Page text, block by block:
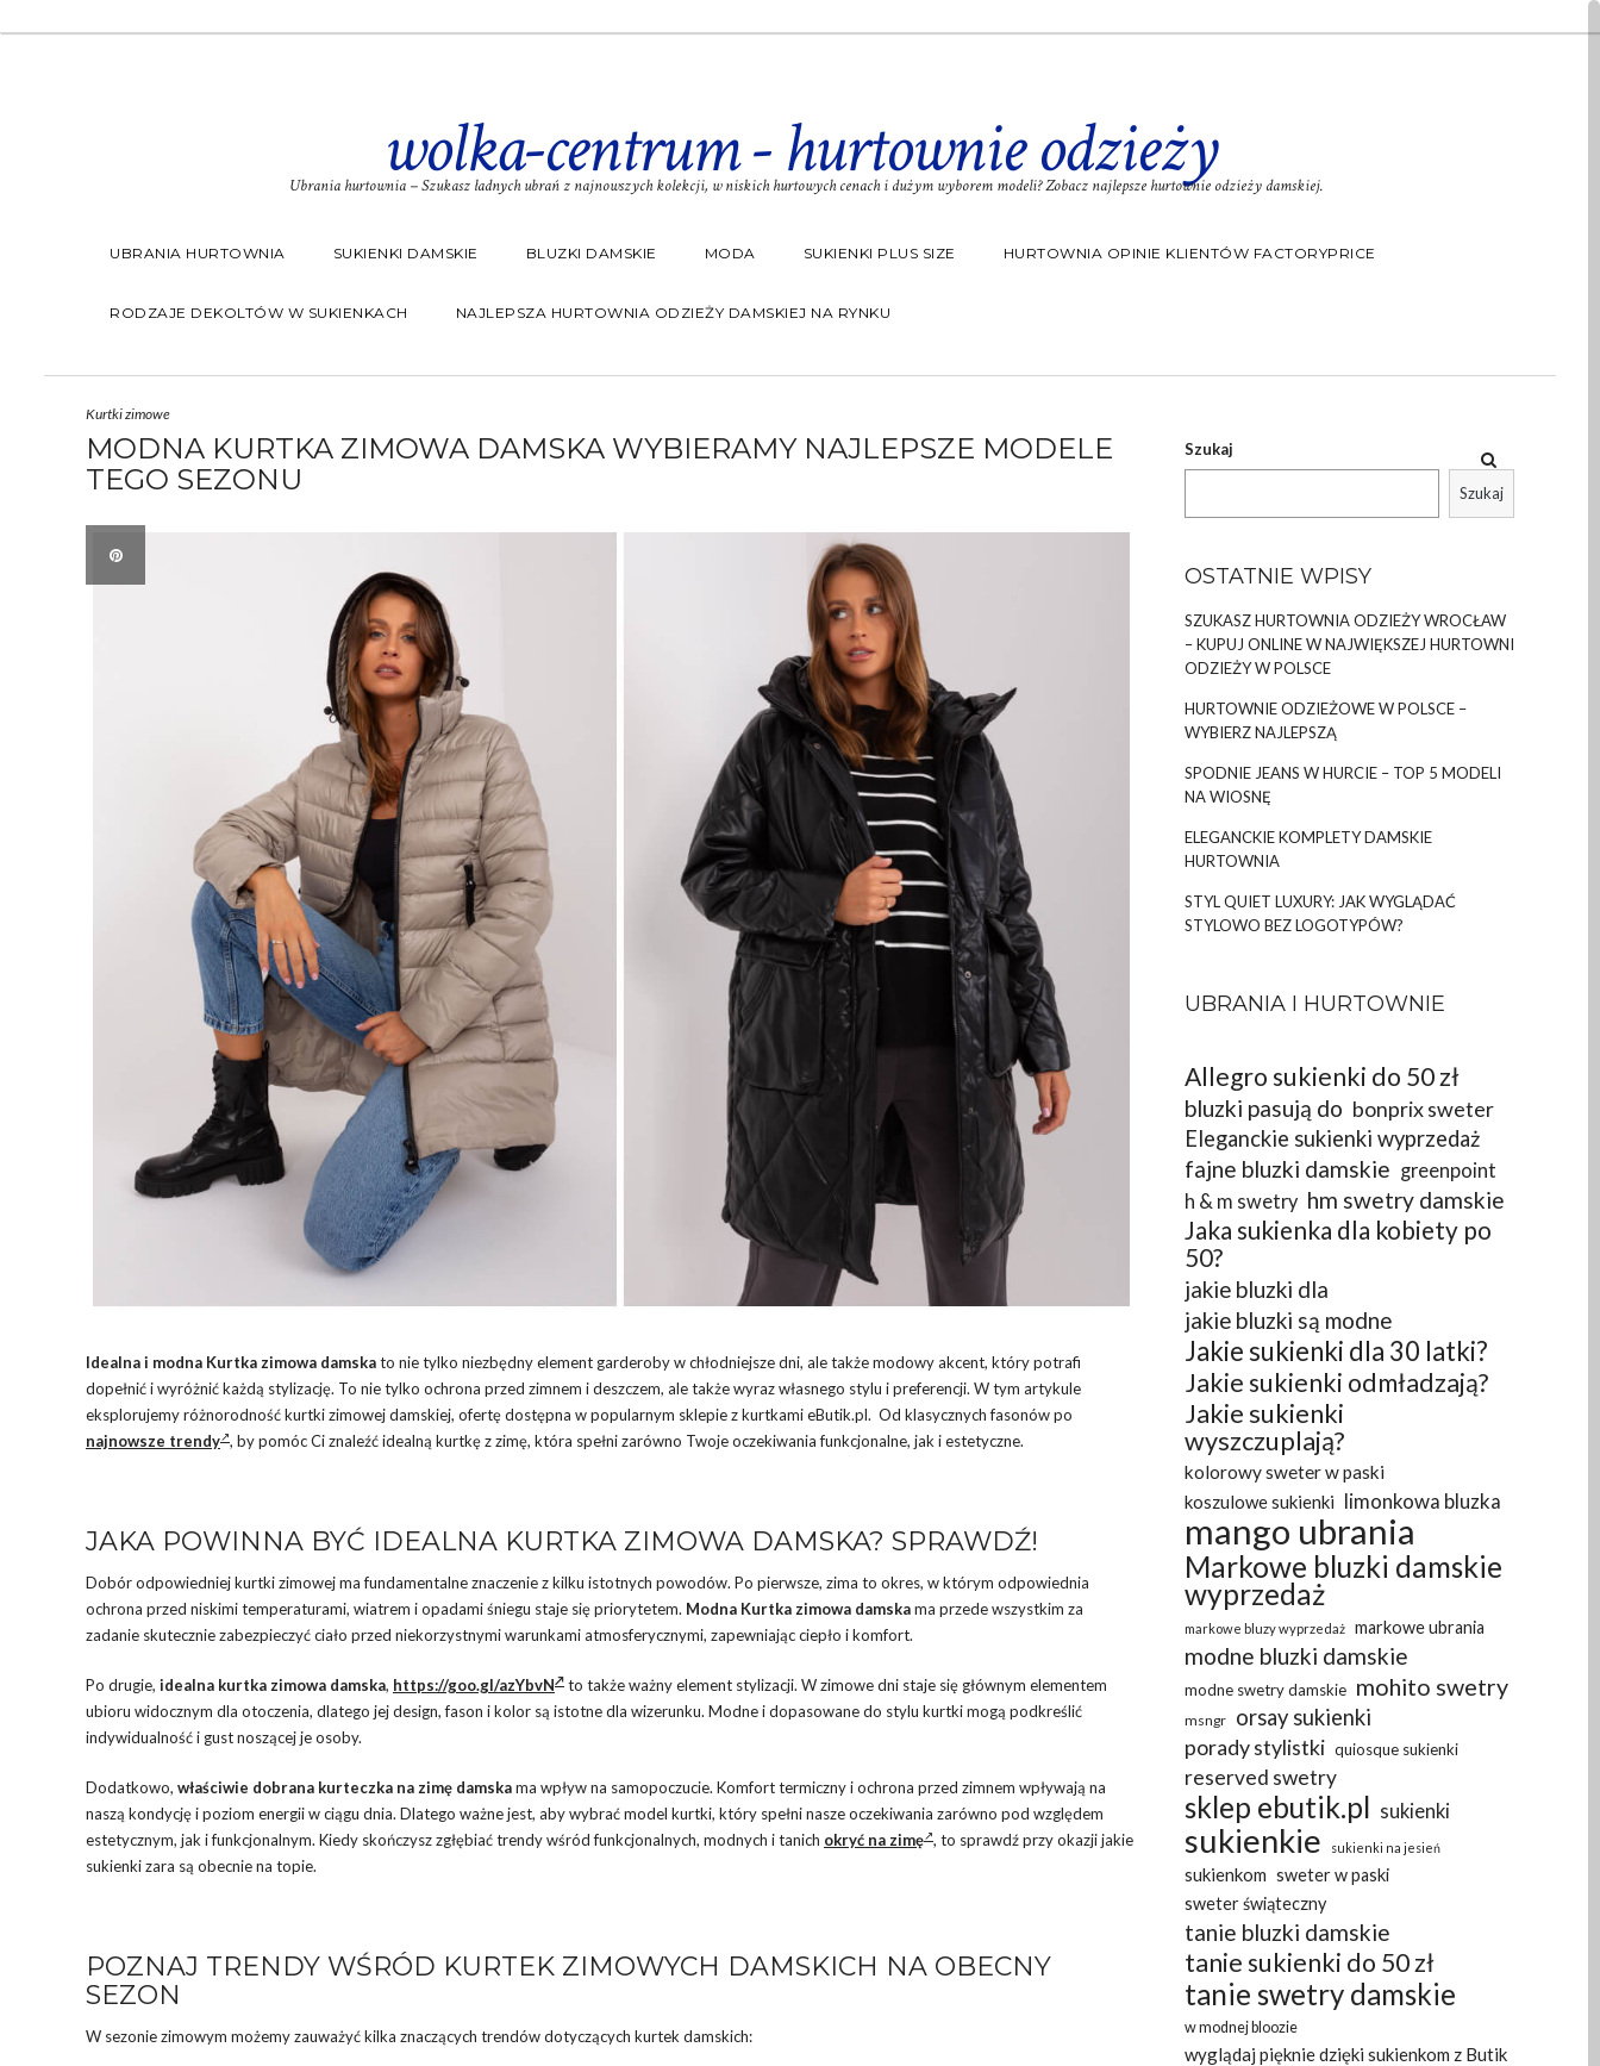
wolka-centrum - hurtownie odzieży
Ubrania hurtownia – Szukasz ładnych ubrań z najnowszych kolekcji, w niskich hurtowych cenach i dużym wyborem modeli? Zobacz najlepsze hurtownie odzieży damskiej.
UBRANIA HURTOWNIA SUKIENKI DAMSKIE BLUZKI DAMSKIE MODA SUKIENKI PLUS SIZE HURTOWNIA OPINIE KLIENTÓW FACTORYPRICE
RODZAJE DEKOLTÓW W SUKIENKACH NAJLEPSZA HURTOWNIA ODZIEŻY DAMSKIEJ NA RYNKU
Kurtki zimowe
MODNA KURTKA ZIMOWA DAMSKA WYBIERAMY NAJLEPSZE MODELE
TEGO SEZONU
Idealna i modna Kurtka zimowa damskato nie tylko niezbędny element garderoby w chłodniejsze dni, ale także modowy akcent, który potrafi
dopełnić i wyróżnić każdą stylizację. To nie tylko ochrona przed zimnem i deszczem, ale także wyraz własnego stylu i preferencji. W tym artykule
eksplorujemy różnorodność kurtki zimowej damskiej, ofertę dostępna w popularnym sklepie z kurtkami eButik.pl. Od klasycznych fasonów po
najnowsze trendy , by pomóc Ci znaleźć idealną kurtkę z zimę, która spełni zarówno Twoje oczekiwania funkcjonalne, jak i estetyczne.
JAKA POWINNA BYĆ IDEALNA KURTKA ZIMOWA DAMSKA? SPRAWDŹ!
Dobór odpowiedniej kurtki zimowej ma fundamentalne znaczenie z kilku istotnych powodów. Po pierwsze, zima to okres, w którym odpowiednia
ochrona przed niskimi temperaturami, wiatrem i opadami śniegu staje się priorytetem. Modna Kurtka zimowa damskama przede wszystkim za
zadanie skutecznie zabezpieczyć ciało przed niekorzystnymi warunkami atmosferycznymi, zapewniając ciepło i komfort.
Po drugie, idealna kurtka zimowa damska, https://goo.gl/azYbvN
to także ważny element stylizacji. W zimowe dni staje się głównym elementem
ubioru widocznym dla otoczenia, dlatego jej design, fason i kolor są istotne dla wizerunku. Modne i dopasowane do stylu kurtki mogą podkreślić
indywidualność i gust noszącej je osoby.
Dodatkowo, właściwie dobrana kurteczka na zimę damskama wpływ na samopoczucie. Komfort termiczny i ochrona przed zimnem wpływają na
naszą kondycję i poziom energii w ciągu dnia. Dlatego ważne jest, aby wybrać model kurtki, który spełni nasze oczekiwania zarówno pod względem
estetycznym, jak i funkcjonalnym. Kiedy skończysz zgłębiać trendy wśród funkcjonalnych, modnych i tanich okryć na zimę , to sprawdź przy okazji jakie
sukienki zara są obecnie na topie.
POZNAJ TRENDY WŚRÓD KURTEK ZIMOWYCH DAMSKICH NA OBECNY
SEZON
W sezonie zimowym możemy zauważyć kilka znaczących trendów dotyczących kurtek damskich:
Szukaj
Szukaj
OSTATNIE WPISY
SZUKASZ HURTOWNIA ODZIEŻY WROCŁAW
– KUPUJ ONLINE W NAJWIĘKSZEJ HURTOWNI
ODZIEŻY W POLSCE
HURTOWNIE ODZIEŻOWE W POLSCE –
WYBIERZ NAJLEPSZĄ
SPODNIE JEANS W HURCIE – TOP 5 MODELI
NA WIOSNĘ
ELEGANCKIE KOMPLETY DAMSKIE
HURTOWNIA
STYL QUIET LUXURY: JAK WYGLĄDAĆ
STYLOWO BEZ LOGOTYPÓW?
UBRANIA I HURTOWNIE
Allegro sukienki do 50 zł
bluzki pasują do bonprix sweter
Eleganckie sukienki wyprzedaż
fajne bluzki damskie greenpoint
h & m swetry hm swetry damskie
Jaka sukienka dla kobiety po
50?
jakie bluzki dla
jakie bluzki są modne
Jakie sukienki dla 30 latki?
Jakie sukienki odmładzają?
Jakie sukienki
wyszczuplają?
kolorowy sweter w paski
koszulowe sukienki limonkowa bluzka
mango ubrania
Markowe bluzki damskie
wyprzedaż
markowe bluzy wyprzedaż markowe ubrania
modne bluzki damskie
modne swetry damskie mohito swetry
msngr
orsay sukienki
porady stylistki quiosque sukienki
reserved swetry
sklep ebutik.pl sukienki
sukienkie sukienki na jesień
sukienkom sweter w paski
sweter świąteczny
tanie bluzki damskie
tanie sukienki do 50 zł
tanie swetry damskie
w modnej bloozie
wyglądaj pięknie dzięki sukienkom z Butik